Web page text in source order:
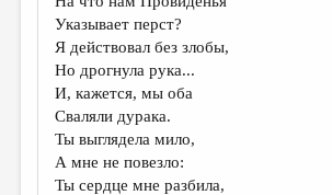
КОНКУРСЫ
ДЕТСКАЯ КОМНАТА
КНИЖНАЯ ПОЛКА
ОБЗОР ЛИТЕРАТУРЫ
СТРАНИЦЫ ПАМЯТИ
Указывает перст?
Я действовал без злобы,
Но дрогнула рука...
И, кажется, мы оба
Сваляли дурака.
Ты выглядела мило,
А мне не повезло:
Ты сердце мне разбила,